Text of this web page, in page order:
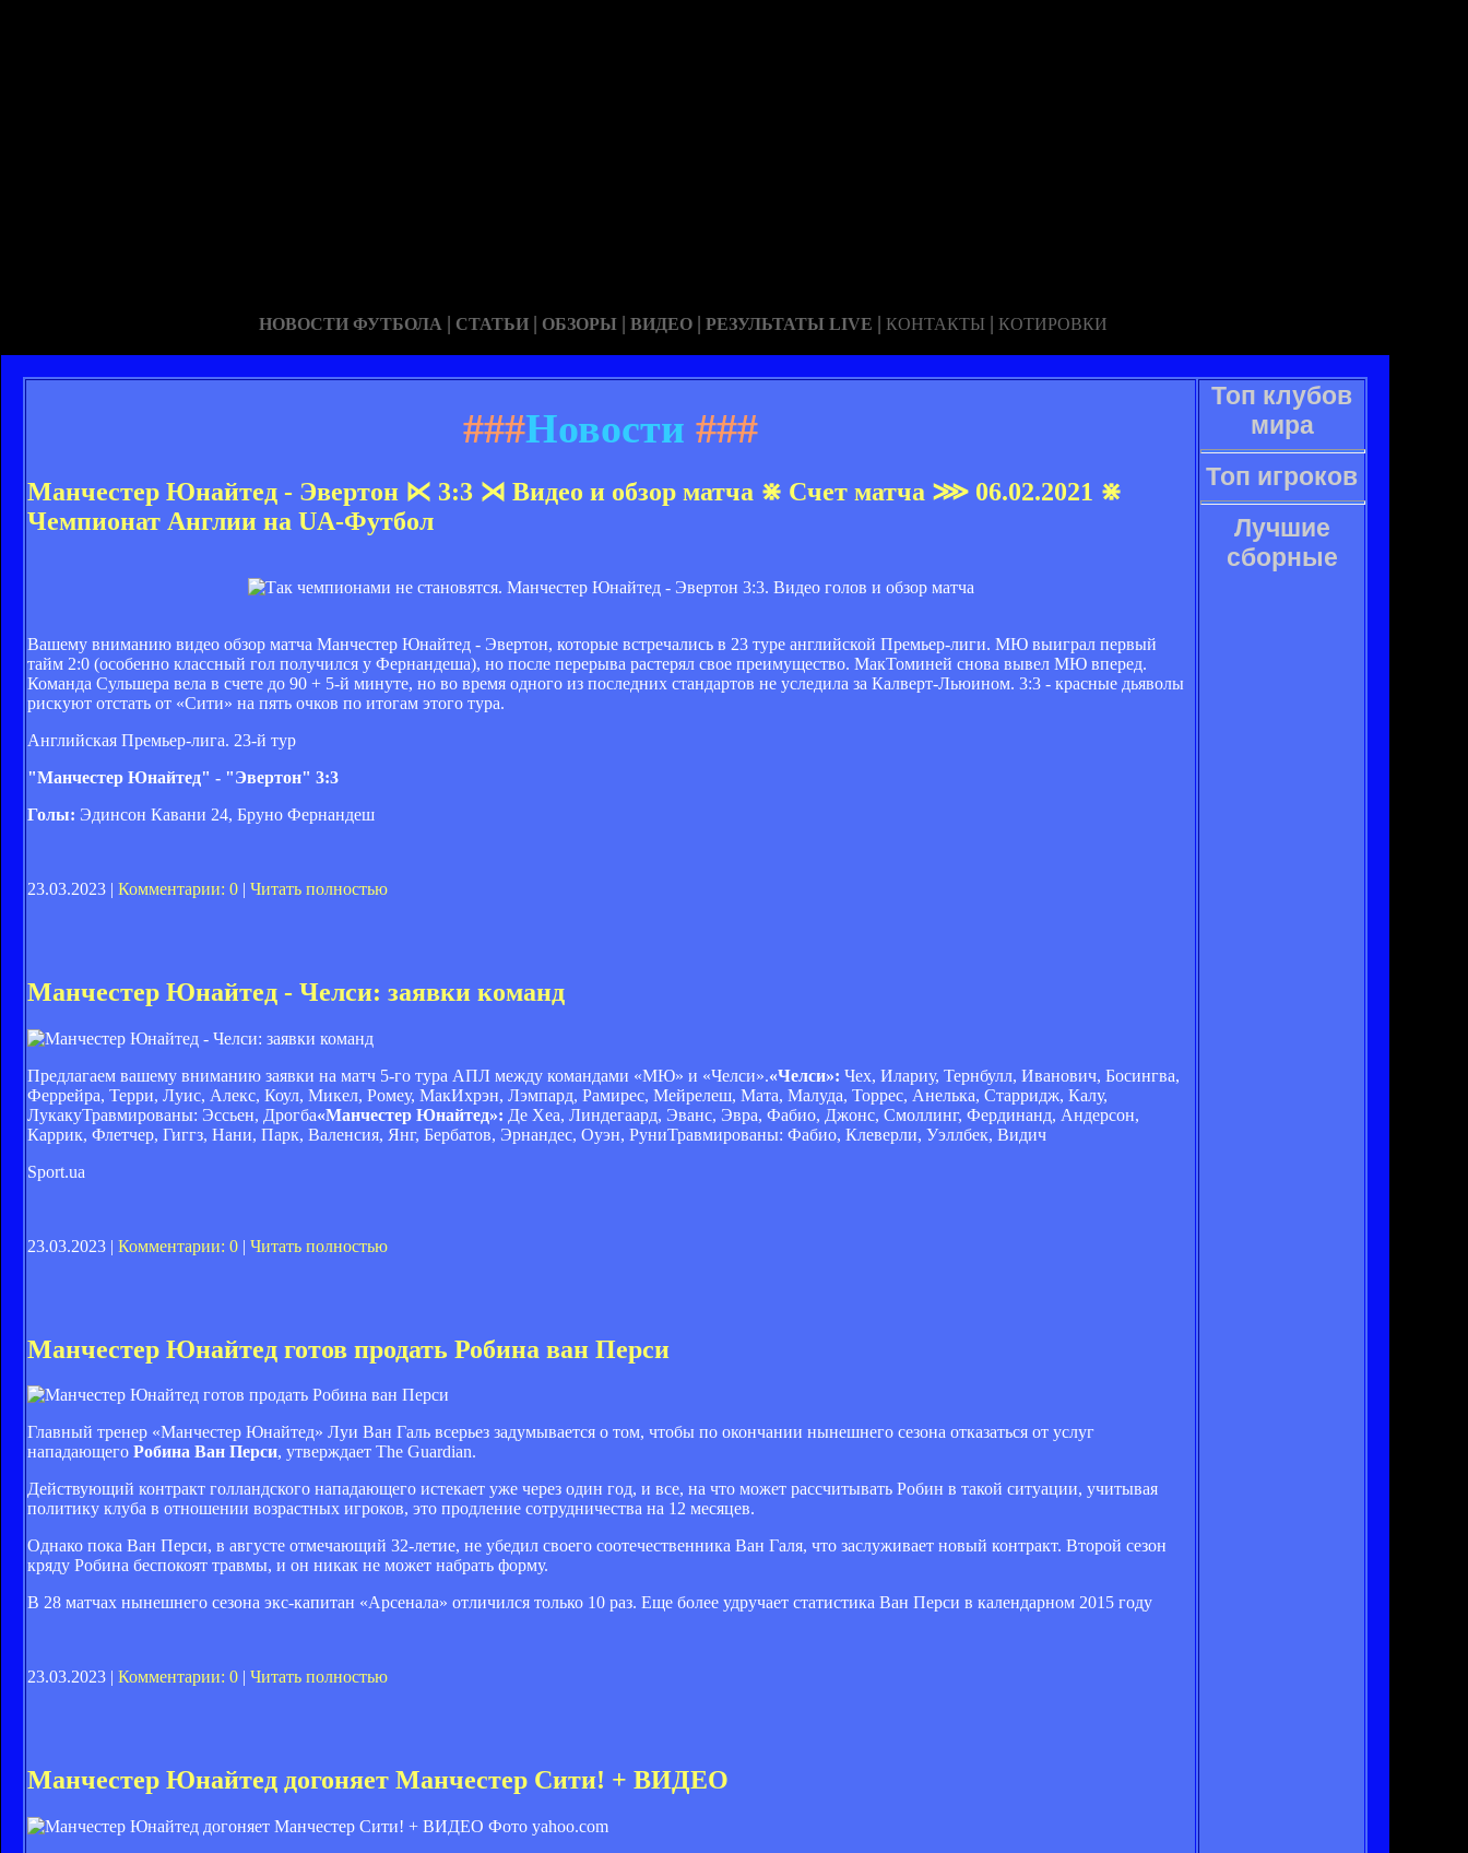
НОВОСТИ ФУТБОЛА | СТАТЬИ | ОБЗОРЫ | ВИДЕО | РЕЗУЛЬТАТЫ LIVE | КОНТАКТЫ | КОТИРОВКИ
###Новости ###
Манчестер Юнайтед - Эвертон ⋉ 3:3 ⋊ Видео и обзор матча ⋇ Счет матча ⋙ 06.02.2021 ⋇
Чемпионат Англии на UA-Футбол
Вашему вниманию видео обзор матча Манчестер Юнайтед - Эвертон, которые встречались в 23 туре английской Премьер-лиги. МЮ выиграл первый
тайм 2:0 (особенно классный гол получился у Фернандеша), но после перерыва растерял свое преимущество. МакТоминей снова вывел МЮ вперед.
Команда Сульшера вела в счете до 90 + 5-й минуте, но во время одного из последних стандартов не уследила за Калверт-Льюином. 3:3 - красные дьяволы
рискуют отстать от «Сити» на пять очков по итогам этого тура.
Английская Премьер-лига. 23-й тур
"Манчестер Юнайтед" - "Эвертон" 3:3
Голы: Эдинсон Кавани 24, Бруно Фернандеш
23.03.2023 | Комментарии: 0 | Читать полностью
Манчестер Юнайтед - Челси: заявки команд
Предлагаем вашему вниманию заявки на матч 5-го тура АПЛ между командами «МЮ» и «Челси».«Челси»: Чех, Илариу, Тернбулл, Иванович, Босингва,
Феррейра, Терри, Луис, Алекс, Коул, Микел, Ромеу, МакИхрэн, Лэмпард, Рамирес, Мейрелеш, Мата, Малуда, Торрес, Анелька, Старридж, Калу,
ЛукакуТравмированы: Эссьен, Дрогба«Манчестер Юнайтед»: Де Хеа, Линдегаард, Эванс, Эвра, Фабио, Джонс, Смоллинг, Фердинанд, Андерсон,
Каррик, Флетчер, Гиггз, Нани, Парк, Валенсия, Янг, Бербатов, Эрнандес, Оуэн, РуниТравмированы: Фабио, Клеверли, Уэллбек, Видич
Sport.ua
23.03.2023 | Комментарии: 0 | Читать полностью
Манчестер Юнайтед готов продать Робина ван Перси
Главный тренер «Манчестер Юнайтед» Луи Ван Галь всерьез задумывается о том, чтобы по окончании нынешнего сезона отказаться от услуг
нападающего Робина Ван Перси, утверждает The Guardian.
Действующий контракт голландского нападающего истекает уже через один год, и все, на что может рассчитывать Робин в такой ситуации, учитывая
политику клуба в отношении возрастных игроков, это продление сотрудничества на 12 месяцев.
Однако пока Ван Перси, в августе отмечающий 32-летие, не убедил своего соотечественника Ван Галя, что заслуживает новый контракт. Второй сезон
кряду Робина беспокоят травмы, и он никак не может набрать форму.
В 28 матчах нынешнего сезона экс-капитан «Арсенала» отличился только 10 раз. Еще более удручает статистика Ван Перси в календарном 2015 году
23.03.2023 | Комментарии: 0 | Читать полностью
Манчестер Юнайтед догоняет Манчестер Сити! + ВИДЕО
Фото yahoo.com
Топ клубов
мира
Топ игроков
Лучшие
сборные